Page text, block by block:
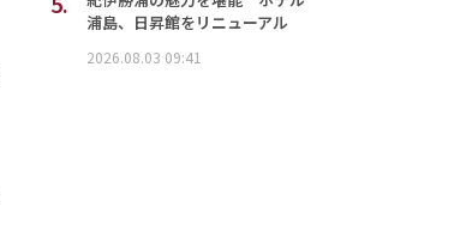
浦島、日昇館をリニューアル
2026.08.03 09:41